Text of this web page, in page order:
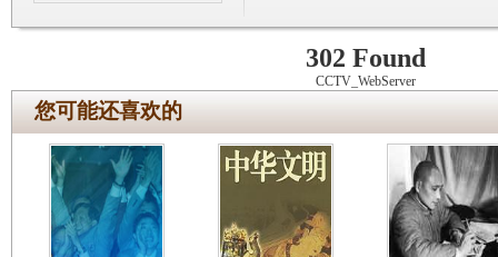
302 Found
CCTV_WebServer
您可能还喜欢的